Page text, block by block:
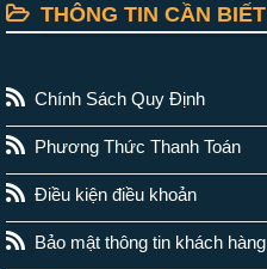
THÔNG TIN CẦN BIẾT
Chính Sách Quy Định
Phương Thức Thanh Toán
Điều kiện điều khoản
Bảo mật thông tin khách hàng